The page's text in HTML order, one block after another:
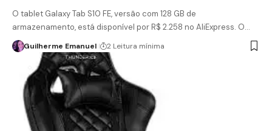
O tablet Galaxy Tab S10 FE, versão com 128 GB de
armazenamento, está disponível por R$ 2.258 no AliExpress. O…
Guilherme Emanuel 2 Leitura mínima